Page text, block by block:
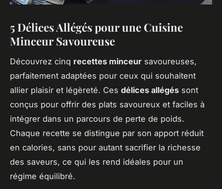
5 Délices Allégés pour une Cuisine
Minceur Savoureuse
Découvrez cinq recettes minceur savoureuses,
parfaitement adaptées pour ceux qui souhaitent
allier plaisir et légèreté. Ces délices allégés sont
conçus pour offrir des plats savoureux et faciles à
intégrer dans un parcours de perte de poids.
Chaque recette se distingue par son apport réduit
en calories, sans pour autant sacrifier la richesse
des saveurs, ce qui les rend idéales pour un
régime équilibré.